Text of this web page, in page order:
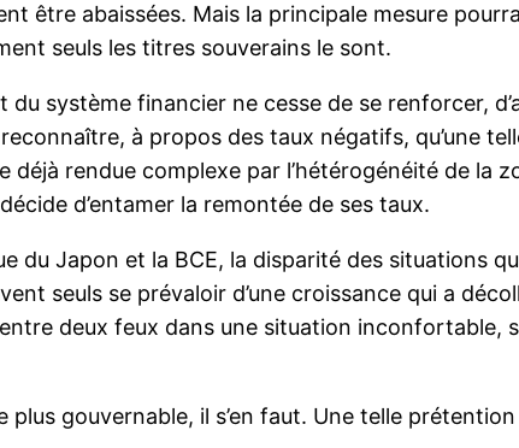
être abaissées. Mais la principale mesure
seuls les titres souverains le sont.
système financier ne cesse de se renforcer,
à propos des taux négatifs, qu’une
rendue complexe par l’hétérogénéité de la
d’entamer la remontée de ses taux.
du Japon et la BCE, la disparité des situations
seuls se prévaloir d’une croissance qui a
deux feux dans une situation inconfortable,
gouvernable, il s’en faut. Une telle